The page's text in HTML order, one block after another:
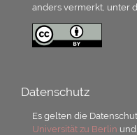
anders vermerkt, unter
Datenschutz
Es gelten die
Universität zu Berlin